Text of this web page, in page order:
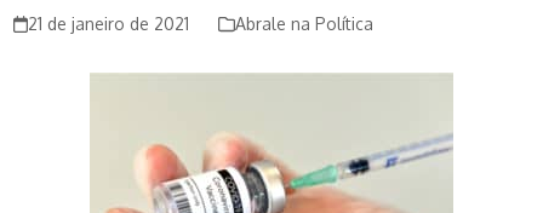
21 de janeiro de 2021 Abrale na Política